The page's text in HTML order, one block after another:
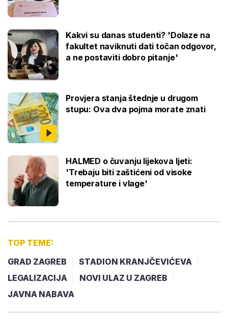
Kakvi su danas studenti? 'Dolaze na
fakultet naviknuti dati točan odgovor,
a ne postaviti dobro pitanje'
Provjera stanja štednje u drugom
stupu: Ova dva pojma morate znati
HALMED o čuvanju lijekova ljeti:
'Trebaju biti zaštićeni od visoke
temperature i vlage'
TOP TEME:
GRAD ZAGREB
STADION KRANJČEVIĆEVA
LEGALIZACIJA
NOVI ULAZ U ZAGREB
JAVNA NABAVA